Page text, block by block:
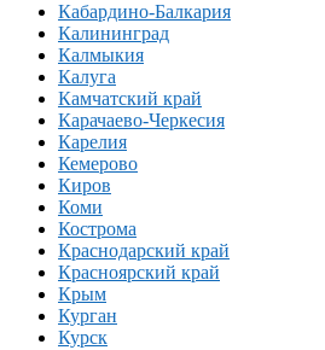
Кабардино-Балкария
Калининград
Калмыкия
Калуга
Камчатский край
Карачаево-Черкесия
Карелия
Кемерово
Киров
Коми
Кострома
Краснодарский край
Красноярский край
Крым
Курган
Курск